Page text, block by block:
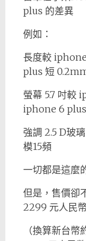
plus 的差異
例如：
長度較
plus 短
螢幕 5.7 吋較
iphone 6
強調 2.5 D玻
模15頻
一切都是這麼
但是，售價卻
2299 元人民
（換算新台